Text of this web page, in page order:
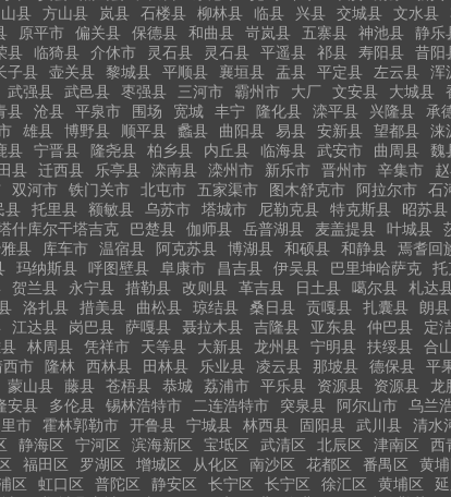
县 方山县 岚县 石楼县 柳林县 临县 兴县 交城县 文水县
原平市 偏关县 保德县 和曲县 岢岚县 五寨县 神池县 静乐
县 临猗县 介休市 灵石县 灵石县 平遥县 祁县 寿阳县 昔阳
子县 壶关县 黎城县 平顺县 襄垣县 盂县 平定县 左云县 浑
武强县 武邑县 枣强县 三河市 霸州市 大厂 文安县 大城县
县 沧县 平泉市 围场 宽城 丰宁 隆化县 滦平县 兴隆县 承
雄县 博野县 顺平县 蠡县 曲阳县 易县 安新县 望都县 涞
县 宁晋县 隆尧县 柏乡县 内丘县 临海县 武安市 曲周县 魏
县 迁西县 乐亭县 滦南县 滦州市 新乐市 晋州市 辛集市
双河市 铁门关市 北屯市 五家渠市 图木舒克市 阿拉尔市 石
县 托里县 额敏县 乌苏市 塔城市 尼勒克县 特克斯县 昭苏县
什库尔干塔吉克 巴楚县 伽师县 岳普湖县 麦盖提县 叶城县
县 库车市 温宿县 阿克苏县 博湖县 和硕县 和静县 焉耆回
玛纳斯县 呼图壁县 阜康市 昌吉县 伊吴县 巴里坤哈萨克 托
贺兰县 永宁县 措勒县 改则县 革吉县 日土县 噶尔县 札达
洛扎县 措美县 曲松县 琼结县 桑日县 贡嘎县 扎囊县 朗县
江达县 岗巴县 萨嘎县 聂拉木县 吉隆县 亚东县 仲巴县 定
林周县 凭祥市 天等县 大新县 龙州县 宁明县 扶绥县 合
西市 隆林 西林县 田林县 乐业县 凌云县 那坡县 德保县 平
蒙山县 藤县 苍梧县 恭城 荔浦市 平乐县 资源县 资源县 龙
安县 多伦县 锡林浩特市 二连浩特市 突泉县 阿尔山市 乌兰
市 霍林郭勒市 开鲁县 宁城县 林西县 固阳县 武川县 清水
静海区 宁河区 滨海新区 宝坻区 武清区 北辰区 津南区 西
福田区 罗湖区 增城区 从化区 南沙区 花都区 番禺区 黄
区 虹口区 普陀区 静安区 长宁区 长宁区 徐汇区 黄埔区